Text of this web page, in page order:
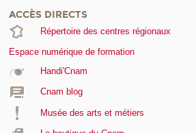
ACCÈS DIRECTS
Répertoire des centres régionaux
Espace numérique de formation
Handi'Cnam
Cnam blog
Musée des arts et métiers